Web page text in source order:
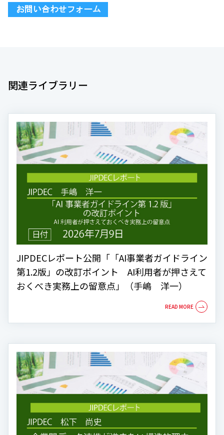
関連ライブラリー
JIPDECレポート公開「「AI事業者ガイドライン
第1.2版」の改訂ポイント AI利用者が押さえて
おくべき実務上の留意点」（手嶋 洋一）